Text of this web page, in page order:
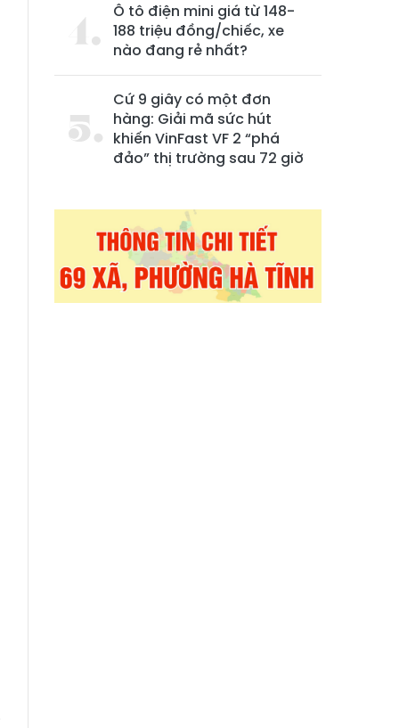
Ô tô điện mini giá từ 148-
188 triệu đồng/chiếc, xe
nào đang rẻ nhất?
Cứ 9 giây có một đơn
hàng: Giải mã sức hút
khiến VinFast VF 2 “phá
đảo” thị trường sau 72 giờ